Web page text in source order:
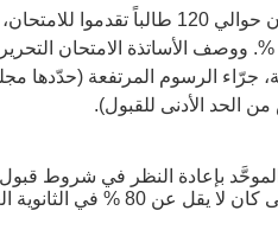
طالبا كل فصل دراسي معدلاتهم في الثانوية العامة لا تقل عن 70 %.
بإعادة النظر في شروط
في الثانوية العامة.